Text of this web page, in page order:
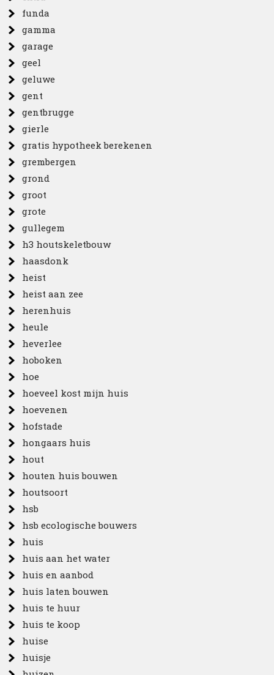
funda
gamma
garage
geel
geluwe
gent
gentbrugge
gierle
gratis hypotheek berekenen
grembergen
grond
groot
grote
gullegem
h3 houtskeletbouw
haasdonk
heist
heist aan zee
herenhuis
heule
heverlee
hoboken
hoe
hoeveel kost mijn huis
hoevenen
hofstade
hongaars huis
hout
houten huis bouwen
houtsoort
hsb
hsb ecologische bouwers
huis
huis aan het water
huis en aanbod
huis laten bouwen
huis te huur
huis te koop
huise
huisje